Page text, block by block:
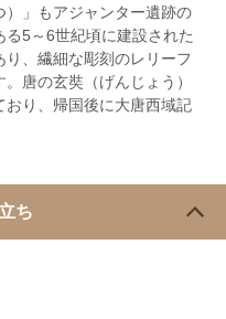
」もアジャンター遺跡の
5～6世紀頃に建設された
、繊細な彫刻のレリーフ
唐の玄奘（げんじょう）
おり、帰国後に大唐西域記
ち